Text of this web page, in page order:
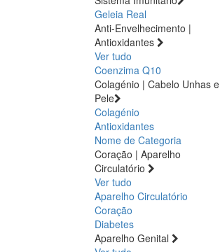
Geleia Real
Anti-Envelhecimento |
Antioxidantes
Ver tudo
Coenzima Q10
Colagénio | Cabelo Unhas e
Pele
Colagénio
Antioxidantes
Nome de Categoria
Coração | Aparelho
Circulatório
Ver tudo
Aparelho Circulatório
Coração
Diabetes
Aparelho Genital